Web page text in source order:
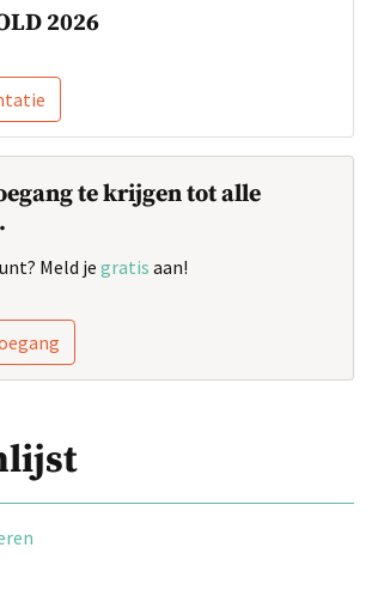
2026
te krijgen tot alle
Meld je gratis aan!